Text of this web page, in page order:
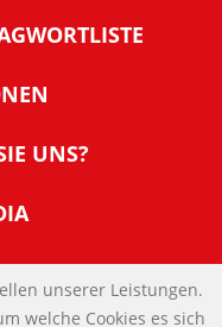
UNS?
unserer Leistungen.
welche Cookies es sich